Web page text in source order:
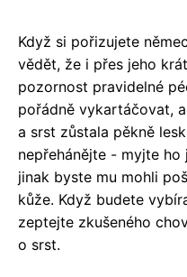
Když si pořizujete
vědět, že i přes jeho
pozornost pravidelné
pořádně vykartáčovat,
a srst zůstala pěkně
nepřehánějte - myjte
jinak byste mu mohli
kůže. Když budete
zeptejte zkušeného
o srst.